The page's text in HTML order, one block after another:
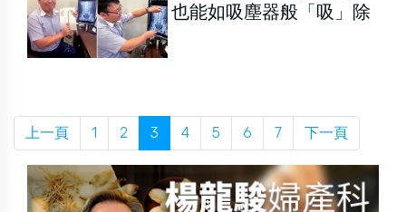
也能如吸塵器般「吸」除
上一頁 1 2 3 4 5 6 7 下一頁